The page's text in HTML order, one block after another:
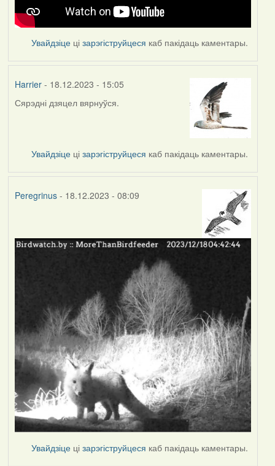
Увайдзіце цізарэгіструйцеся каб пакідаць каментары.
Harrier- 18.12.2023 - 15:05
Сярэдні дзяцел вярнуўся.
Увайдзіце цізарэгіструйцеся каб пакідаць каментары.
Peregrinus- 18.12.2023 - 08:09
Увайдзіце цізарэгіструйцеся каб пакідаць каментары.